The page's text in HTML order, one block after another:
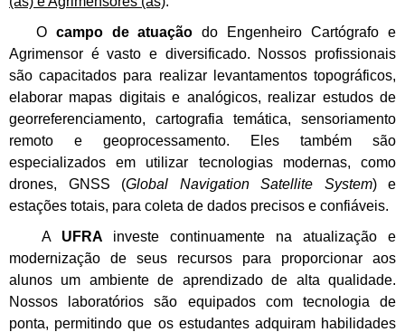
O campo de atuação do Engenheiro Cartógrafo e
Agrimensor é vasto e diversificado. Nossos profissionais
são capacitados para realizar levantamentos topográficos,
elaborar mapas digitais e analógicos, realizar estudos de
georreferenciamento, cartografia temática, sensoriamento
remoto e geoprocessamento. Eles também são
especializados em utilizar tecnologias modernas, como
drones, GNSS (Global Navigation Satellite System) e
estações totais, para coleta de dados precisos e confiáveis.
A UFRA investe continuamente na atualização e
modernização de seus recursos para proporcionar aos
alunos um ambiente de aprendizado de alta qualidade.
Nossos laboratórios são equipados com tecnologia de
ponta, permitindo que os estudantes adquiram habilidades